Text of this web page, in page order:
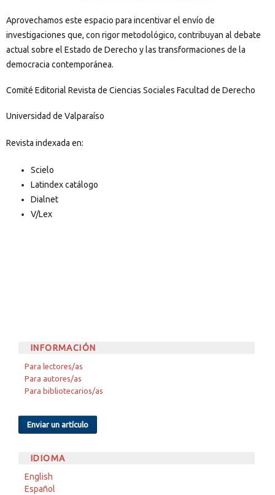
Aprovechamos este espacio para incentivar el envío de
investigaciones que, con rigor metodológico, contribuyan al debate
actual sobre el Estado de Derecho y las transformaciones de la
democracia contemporánea.
Comité Editorial Revista de Ciencias Sociales Facultad de Derecho
Universidad de Valparaíso
Revista indexada en:
Scielo
Latindex catálogo
Dialnet
V/Lex
INFORMACIÓN
Para lectores/as
Para autores/as
Para bibliotecarios/as
Enviar un artículo
IDIOMA
English
Español